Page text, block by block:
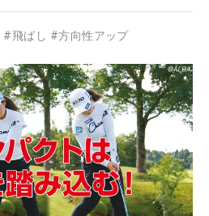
#飛ばし #方向性アップ